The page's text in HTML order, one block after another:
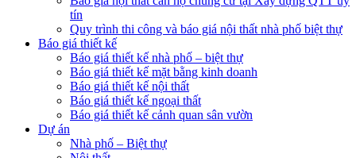
tín
Quy trình thi công và báo giá nội thất nhà phố biệt thự
Báo giá thiết kế
Báo giá thiết kế nhà phố – biệt thự
Báo giá thiết kế mặt bằng kinh doanh
Báo giá thiết kế nội thất
Báo giá thiết kế ngoại thất
Báo giá thiết kế cảnh quan sân vườn
Dự án
Nhà phố – Biệt thự